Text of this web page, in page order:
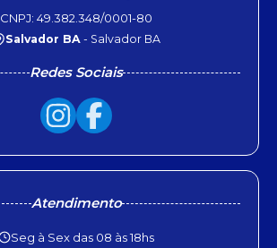
CNPJ: 49.382.348/0001-80
Salvador BA- Salvador BA
Redes Sociais
Atendimento
Seg à Sex das 08 às 18hs